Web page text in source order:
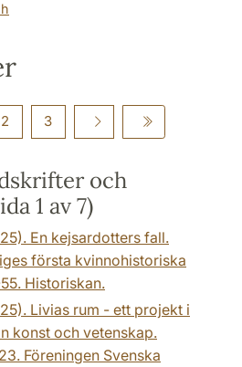
2 3
och
1 av 7)
En kejsardotters fall.
första kvinnohistoriska
Historiskan.
Livias rum - ett projekt i
konst och vetenskap.
Föreningen Svenska